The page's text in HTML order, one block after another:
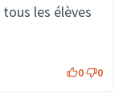
les élèves
0 0